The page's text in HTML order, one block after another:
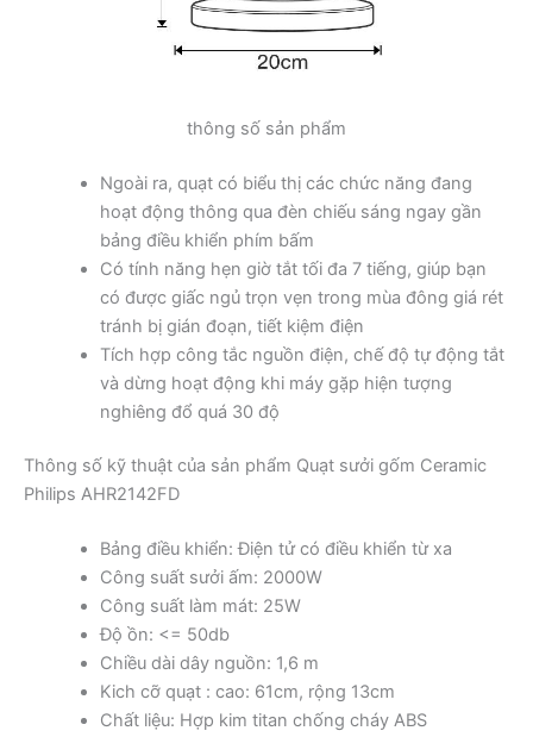
thông số sản phẩm
Ngoài ra, quạt có biểu thị các chức năng đang
hoạt động thông qua đèn chiếu sáng ngay gần
bảng điều khiển phím bấm
Có tính năng hẹn giờ tắt tối đa 7 tiếng, giúp bạn
có được giấc ngủ trọn vẹn trong mùa đông giá rét
tránh bị gián đoạn, tiết kiệm điện
Tích hợp công tắc nguồn điện, chế độ tự động tắt
và dừng hoạt động khi máy gặp hiện tượng
nghiêng đổ quá 30 độ
Thông số kỹ thuật của sản phẩm Quạt sưởi gốm Ceramic
Philips AHR2142FD
Bảng điều khiển: Điện tử có điều khiển từ xa
Công suất sưởi ấm: 2000W
Công suất làm mát: 25W
Độ ồn: <= 50db
Chiều dài dây nguồn: 1,6 m
Kich cỡ quạt : cao: 61cm, rộng 13cm
Chất liệu: Hợp kim titan chống cháy ABS